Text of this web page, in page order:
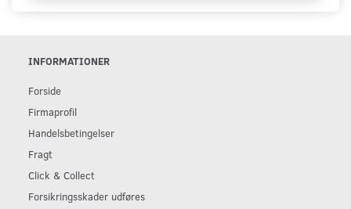
INFORMATIONER
Forside
Firmaprofil
Handelsbetingelser
Fragt
Click & Collect
Forsikringsskader udføres